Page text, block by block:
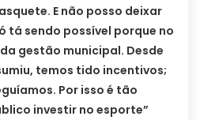
E não posso deixar
tá sendo possível porque no
gestão municipal. Desde
temos tido incentivos;
Por isso é tão
investir no esporte”